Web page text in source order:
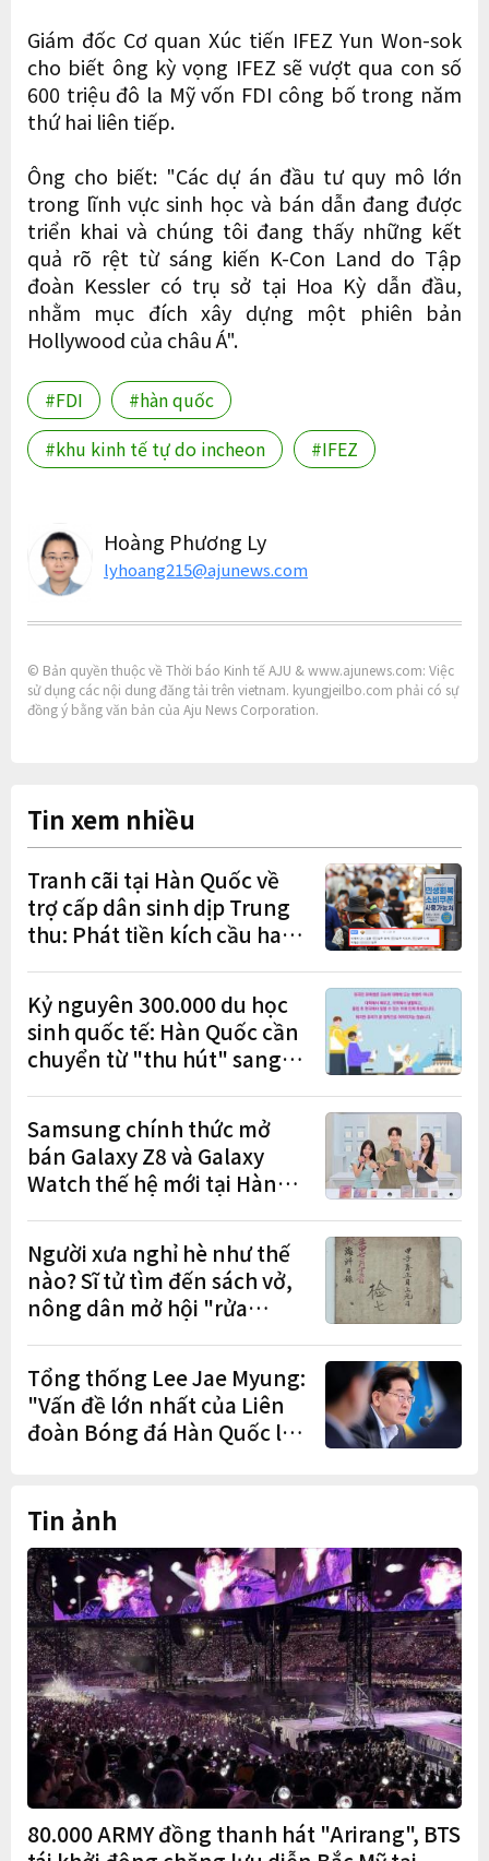
Giám đốc Cơ quan Xúc tiến IFEZ Yun Won-sok
cho biết ông kỳ vọng IFEZ sẽ vượt qua con số
600 triệu đô la Mỹ vốn FDI công bố trong năm
thứ hai liên tiếp.
Ông cho biết: "Các dự án đầu tư quy mô lớn
trong lĩnh vực sinh học và bán dẫn đang được
triển khai và chúng tôi đang thấy những kết
quả rõ rệt từ sáng kiến ​​K-Con Land do Tập
đoàn Kessler có trụ sở tại Hoa Kỳ dẫn đầu,
nhằm mục đích xây dựng một phiên bản
Hollywood của châu Á".
#FDI
#hàn quốc
#khu kinh tế tự do incheon
#IFEZ
Hoàng Phương Ly
lyhoang215@ajunews.com
© Bản quyền thuộc về Thời báo Kinh tế AJU & www.ajunews.com: Việc
sử dụng các nội dung đăng tải trên vietnam. kyungjeilbo.com phải có sự
đồng ý bằng văn bản của Aju News Corporation.
Tin xem nhiều
Tranh cãi tại Hàn Quốc về
trợ cấp dân sinh dịp Trung
thu: Phát tiền kích cầu hay
Kỷ nguyên 300.000 du học
sinh quốc tế: Hàn Quốc cần
chuyển từ "thu hút" sang
Samsung chính thức mở
bán Galaxy Z8 và Galaxy
Watch thế hệ mới tại Hàn
đơn đặt trước
Người xưa nghỉ hè như thế
nào? Sĩ tử tìm đến sách vở,
nông dân mở hội "rửa
Tổng thống Lee Jae Myung:
"Vấn đề lớn nhất của Liên
đoàn Bóng đá Hàn Quốc là
Tin ảnh
80.000 ARMY đồng thanh hát "Arirang", BTS